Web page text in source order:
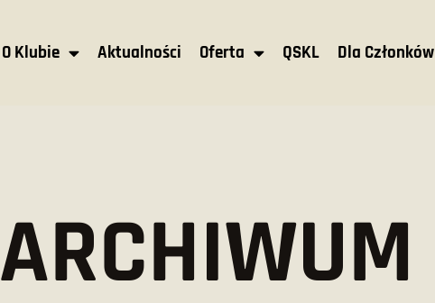
O Klubie Aktualności Oferta QSKL Dla Członków
ARCHIWUM